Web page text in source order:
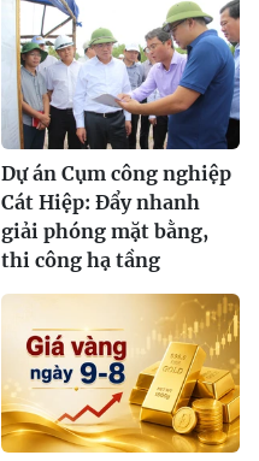
Dự án Cụm công nghiệp
Cát Hiệp: Đẩy nhanh
giải phóng mặt bằng,
thi công hạ tầng